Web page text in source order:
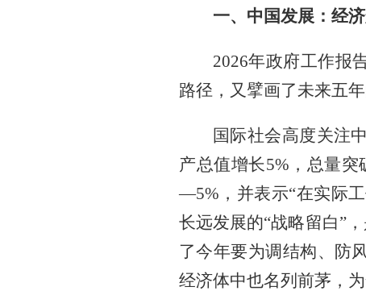
一、中国发展：经
2026年政府工作报
路径，又擘画了未来五年
国际社会高度关注
产总值增长5%，总量突
—5%，并表示“在实际
长远发展的“战略留白”
了今年要为调结构、防
经济体中也名列前茅，